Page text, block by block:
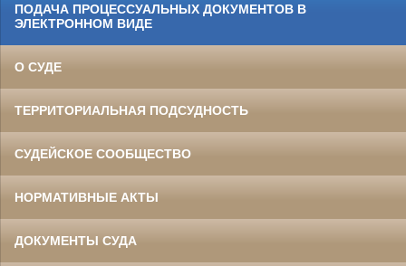
ПОДАЧА ПРОЦЕССУАЛЬНЫХ ДОКУМЕНТОВ В
ЭЛЕКТРОННОМ ВИДЕ
О СУДЕ
ТЕРРИТОРИАЛЬНАЯ ПОДСУДНОСТЬ
СУДЕЙСКОЕ СООБЩЕСТВО
НОРМАТИВНЫЕ АКТЫ
ДОКУМЕНТЫ СУДА